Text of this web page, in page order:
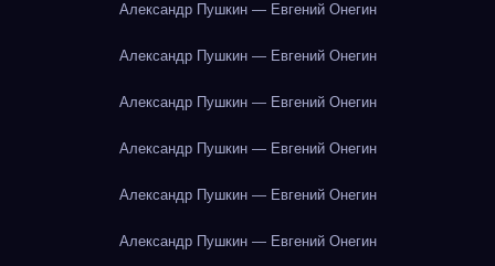
Александр Пушкин — Евгений Онегин
Александр Пушкин — Евгений Онегин
Александр Пушкин — Евгений Онегин
Александр Пушкин — Евгений Онегин
Александр Пушкин — Евгений Онегин
Александр Пушкин — Евгений Онегин